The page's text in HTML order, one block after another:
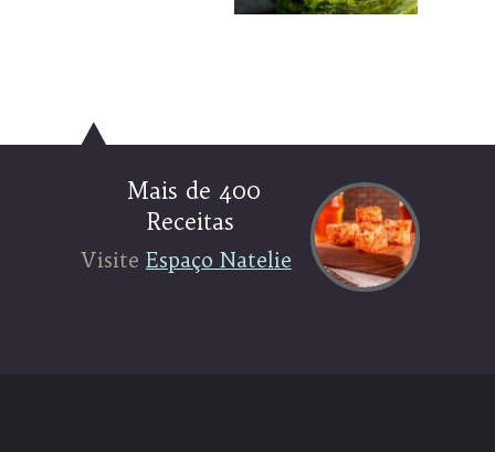
Mais de 400
Receitas
Visite Espaço Natelie
Visite Espaço Natelie